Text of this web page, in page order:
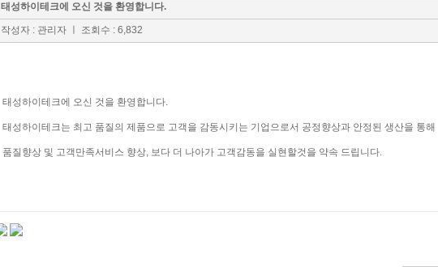
태성하이테크에 오신 것을 환영합니다.
작성자 : 관리자 ㅣ 조회수 : 6,832
태성하이테크에 오신 것을 환영합니다.
태성하이테크는 최고 품질의 제품으로 고객을 감동시키는 기업으로서 공정향상과 안정된 생산을 통해
품질향상 및 고객만족서비스 향상, 보다 더 나아가 고객감동을 실현할것을 약속 드립니다.